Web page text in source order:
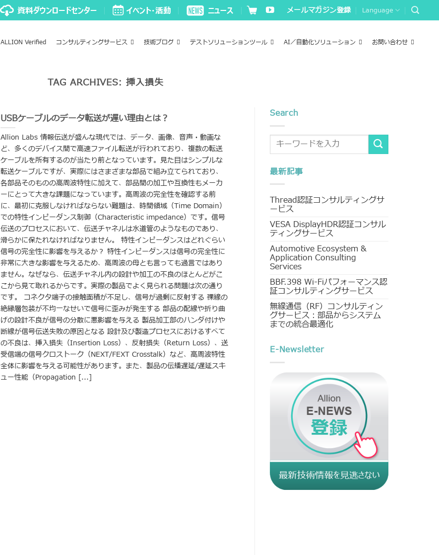
メールマガジン登録 Language
ALLION Verified コンサルティングサービス 技術ブログ テストソリューションツール AI／自動化ソリューション お問い合わせ
TAG ARCHIVES:挿入損失
USBケーブルのデータ転送が遅い理由とは？
Allion Labs 情報伝送が盛んな現代では、データ、画像、音声・動画な
ど、多くのデバイス間で高速ファイル転送が行われており、複数の転送
ケーブルを所有するのが当たり前となっています。見た目はシンプルな
転送ケーブルですが、実際にはさまざまな部品で組み立てられており、
各部品そのものの高周波特性に加えて、部品間の加工や互換性もメーカ
ーにとって大きな課題になっています。高周波の完全性を確認する前
に、最初に克服しなければならない難題は、時間領域（Time Domain）
での特性インピーダンス制御（Characteristic impedance）です。信号
伝送のプロセスにおいて、伝送チャネルは水道管のようなものであり、
滑らかに保たれなければなりません。 特性インピーダンスはどれぐらい
信号の完全性に影響を与えるか？ 特性インピーダンスは信号の完全性に
非常に大きな影響を与えるため、高周波の母とも言っても過言ではあり
ません。なぜなら、伝送チャネル内の設計や加工の不良のほとんどがこ
こから見て取れるからです。実際の製品でよく見られる問題は次の通り
です。 コネクタ端子の接触面積が不足し、信号が過剰に反射する 裸線の
絶縁層包装が不均一なせいで信号に歪みが発生する 部品の配線や折り曲
げの設計不良が信号の分散に悪影響を与える 製品加工部のハンダ付けや
断線が信号伝送失敗の原因となる 設計及び製造プロセスにおけるすべて
の不良は、挿入損失（Insertion Loss）、反射損失（Return Loss）、送
受信端の信号クロストーク（NEXT/FEXT Crosstalk）など、高周波特性
全体に影響を与える可能性があります。また、製品の伝播遅延/遅延スキ
ュー性能（Propagation [...]
Search
最新記事
Thread認証コンサルティングサ
ービス
VESA DisplayHDR認証コンサル
ティングサービス
Automotive Ecosystem &
Application Consulting
Services
BBF.398 Wi-Fiパフォーマンス認
証コンサルティングサービス
無線通信（RF）コンサルティン
グサービス：部品からシステム
までの統合最適化
E-Newsletter